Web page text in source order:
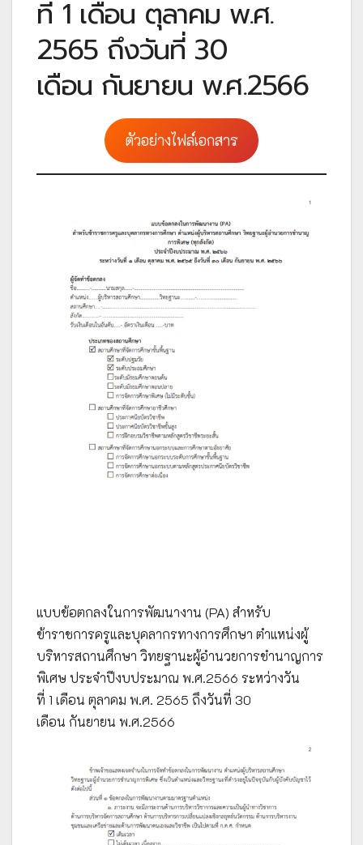
ที่ 1 เดือน ตุลาคม พ.ศ.
2565 ถึงวันที่ 30
เดือน กันยายน พ.ศ.2566
ตัวอย่างไฟล์เอกสาร
แบบข้อตกลงในการพัฒนางาน (PA) สำหรับ
ข้าราชการครูและบุคลากรทางการศึกษา ตำแหน่งผู้
บริหารสถานศึกษา วิทยฐานะผู้อำนวยการชำนาญการ
พิเศษ ประจำปีงบประมาณ พ.ศ.2566 ระหว่างวัน
ที่ 1 เดือน ตุลาคม พ.ศ. 2565 ถึงวันที่ 30
เดือน กันยายน พ.ศ.2566